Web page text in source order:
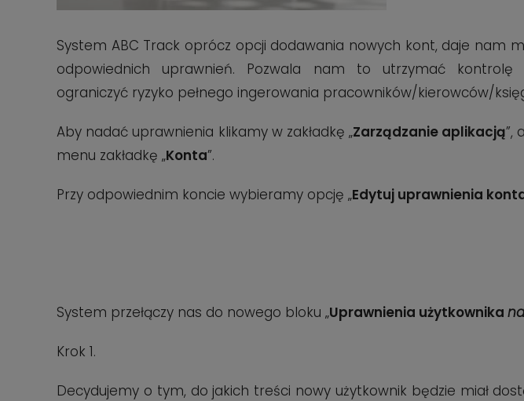
System ABC Track oprócz opcji dodawania nowych kont, daje nam
odpowiednich uprawnień. Pozwala nam to utrzymać
ograniczyć ryzyko pełnego ingerowania pracowników/kierowców/
Aby nadać uprawnienia klikamy w zakładkę „Zarządzanie aplikacją”,
menu zakładkę „Konta”.
Przy odpowiednim koncie wybieramy opcję „Edytuj uprawnienia
System przełączy nas do nowego bloku „Uprawnienia użytkownika
Krok 1.
Decydujemy o tym, do jakich treści nowy użytkownik będzie miał